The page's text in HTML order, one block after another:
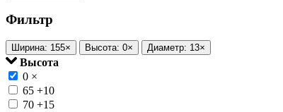
Фильтр
Ширина: 155× Высота: 0× Диаметр: 13×
Высота
0 ×
65 +10
70 +15